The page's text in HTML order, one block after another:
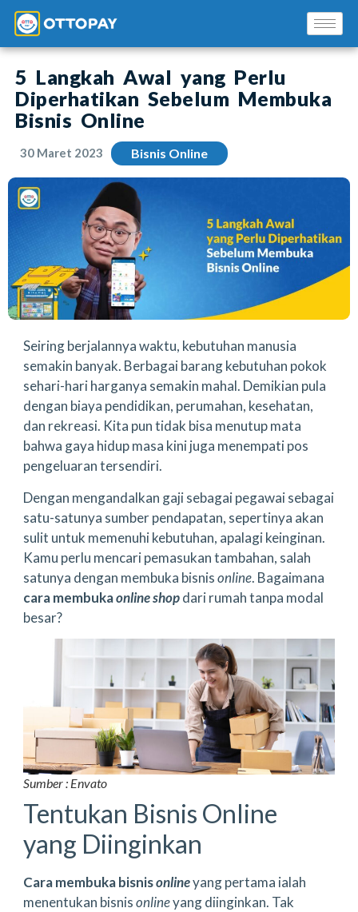
5 Langkah Awal yang Perlu
Diperhatikan Sebelum Membuka
Bisnis Online
30 Maret 2023 Bisnis Online
Seiring berjalannya waktu, kebutuhan manusia
semakin banyak. Berbagai barang kebutuhan pokok
sehari-hari harganya semakin mahal. Demikian pula
dengan biaya pendidikan, perumahan, kesehatan,
dan rekreasi. Kita pun tidak bisa menutup mata
bahwa gaya hidup masa kini juga menempati pos
pengeluaran tersendiri.
Dengan mengandalkan gaji sebagai pegawai sebagai
satu-satunya sumber pendapatan, sepertinya akan
sulit untuk memenuhi kebutuhan, apalagi keinginan.
Kamu perlu mencari pemasukan tambahan, salah
satunya dengan membuka bisnisonline. Bagaimana
cara membukaonline shopdari rumah tanpa modal
besar?
Sumber : Envato
Tentukan Bisnis Online
yang Diinginkan
Cara membuka bisnisonlineyang pertama ialah
menentukan bisnisonlineyang diinginkan. Tak
Solusi Kami
Promo Mitra
Pusat Edukasi Mitra
INSTAL SEKARANG